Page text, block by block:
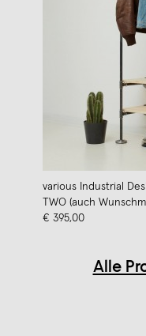
various Industrial
TWO (auch
€ 395,00
Alle